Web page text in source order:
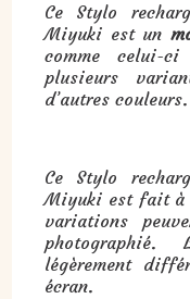
Ce Stylo
Miyuki est un
comme celui-
plusieurs
d’autres couleurs.
Ce Stylo
Miyuki est fait à
variations
légèrement
écran.